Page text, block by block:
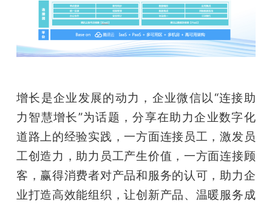
增长是企业发展的动力，企业微信以“连接助
力智慧增长”为话题，分享在助力企业数字化
道路上的经验实践，一方面连接员工，激发员
工创造力，助力员工产生价值，一方面连接顾
客，赢得消费者对产品和服务的认可，助力企
业打造高效能组织，让创新产品、温暖服务成